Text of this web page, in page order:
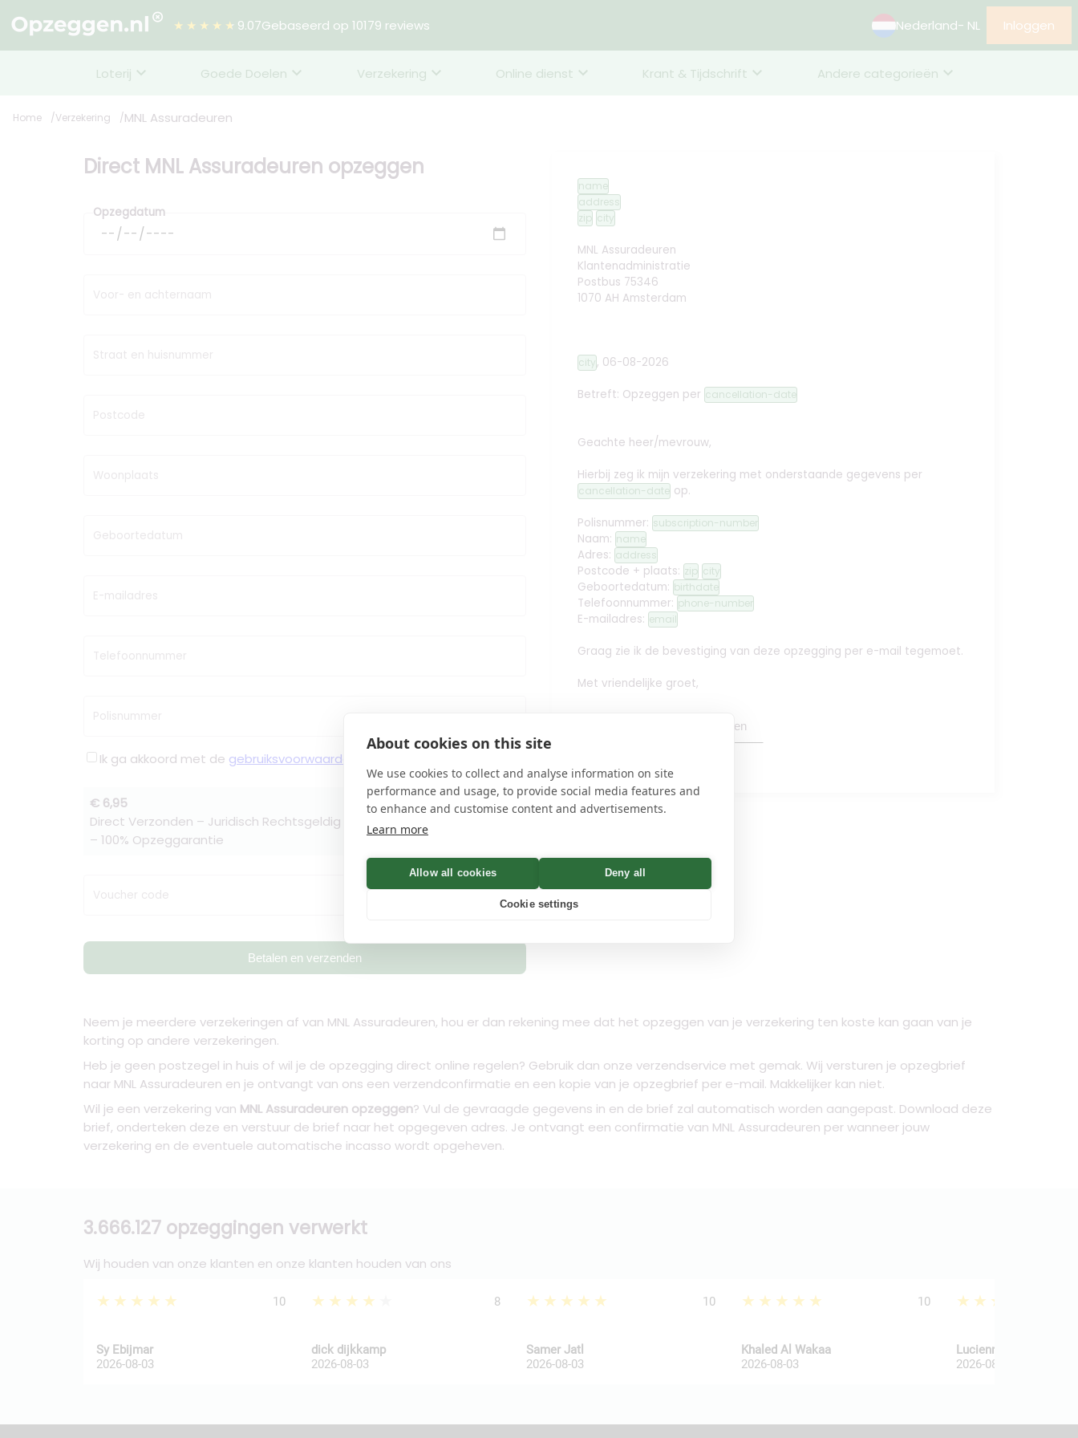
About cookies on this site
We use cookies to collect and analyse information on site
performance and usage, to provide social media features and
to enhance and customise content and advertisements.
Learn more
Allow all cookies Deny all
Cookie settings
★★★★★ 9.07Gebaseerd op 10179 reviews Nederland- NL Inloggen
Loterij Goede Doelen Verzekering Online dienst Krant & Tijdschrift Andere categorieën
Home Verzekering MNL Assuradeuren
Direct MNL Assuradeuren opzeggen
Opzegdatum
Voor- en achternaam
Straat en huisnummer
Postcode
Woonplaats
Geboortedatum
E-mailadres
Telefoonnummer
Polisnummer
Ik ga akkoord met de gebruiksvoorwaarden
€ 6,95
Direct Verzonden – Juridisch Rechtsgeldig – Bevestiging binnen Minuten
– 100% Opzeggarantie
Voucher code
Betalen en verzenden
name
address
zip city
MNL Assuradeuren
Klantenadministratie
Postbus 75346
1070 AH Amsterdam
city, 06-08-2026
Betreft: Opzeggen per cancellation-date
Geachte heer/mevrouw,
Hierbij zeg ik mijn verzekering met onderstaande gegevens per
cancellation-date op.
Polisnummer: subscription-number
Naam: name
Adres: address
Postcode + plaats: zip city
Geboortedatum: birthdate
Telefoonnummer: phone-number
E-mailadres: email
Graag zie ik de bevestiging van deze opzegging per e-mail tegemoet.
Met vriendelijke groet,
Handtekening toevoegen
Neem je meerdere verzekeringen af van MNL Assuradeuren, hou er dan rekening mee dat het opzeggen van je verzekering ten koste kan gaan van je
korting op andere verzekeringen.
Heb je geen postzegel in huis of wil je de opzegging direct online regelen? Gebruik dan onze verzendservice met gemak. Wij versturen je opzegbrief
naar MNL Assuradeuren en je ontvangt van ons een verzendconfirmatie en een kopie van je opzegbrief per e-mail. Makkelijker kan niet.
Wil je een verzekering van MNL Assuradeuren opzeggen? Vul de gevraagde gegevens in en de brief zal automatisch worden aangepast. Download deze
brief, onderteken deze en verstuur de brief naar het opgegeven adres. Je ontvangt een confirmatie van MNL Assuradeuren per wanneer jouw
verzekering en de eventuele automatische incasso wordt opgeheven.
3.666.127 opzeggingen verwerkt
Wij houden van onze klanten en onze klanten houden van ons
★★★★★ 10
Sy Ebijmar
2026-08-03
★★★★★ 8
dick dijkkamp
2026-08-03
★★★★★ 10
Samer Jatl
2026-08-03
★★★★★ 10
Khaled Al Wakaa
2026-08-03
★★★★★
Lucienne Van De Haar
2026-08-03